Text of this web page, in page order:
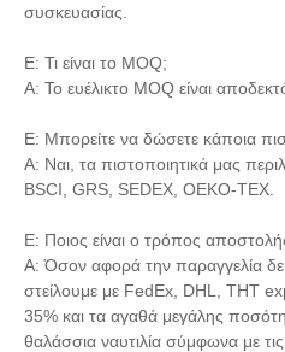
συσκευασίας.
Ε: Τι είναι το MOQ;
Α: Το ευέλικτο MOQ είναι
Ε: Μπορείτε να δώσετε κάποια
Α: Ναι, τα πιστοποιητικά μας
BSCI, GRS, SEDEX, OEKO-TEX.
Ε: Ποιος είναι ο τρόπος
Α: Όσον αφορά την παραγγελία
στείλουμε με FedEx, DHL, THT
35% και τα αγαθά μεγάλης
θαλάσσια ναυτιλία σύμφωνα με